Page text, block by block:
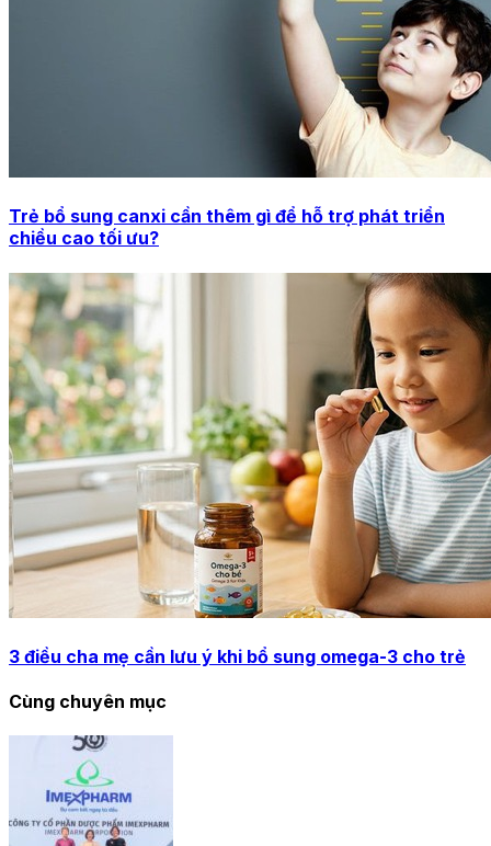
Trẻ bổ sung canxi cần thêm gì để hỗ trợ phát triển
chiều cao tối ưu?
3 điều cha mẹ cần lưu ý khi bổ sung omega-3 cho trẻ
Cùng chuyên mục